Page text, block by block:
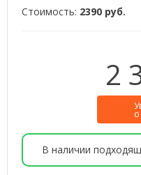
Стоимость: 2390 руб.
2
В наличии